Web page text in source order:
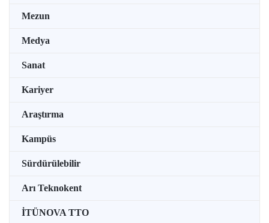
Mezun
Medya
Sanat
Kariyer
Araştırma
Kampüs
Sürdürülebilir
Arı Teknokent
İTÜNOVA TTO